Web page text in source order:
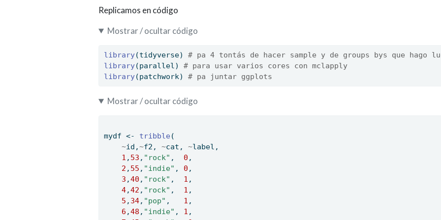
Replicamos en código
Mostrar / ocultar código
library(tidyverse) # pa 4 tontás de hacer sample y de groups bys que hago
library(parallel) # para usar varios cores con mclapply
library(patchwork) # pa juntar ggplots
Mostrar / ocultar código
mydf <- tribble (
~id,~f2, ~cat, ~label,
1 , 53 , "rock" , 0 ,
2 , 55 , "indie" , 0 ,
3 ,40 , "rock" , 1 ,
4,42 , "rock" , 1 ,
5 , 34, "pop" , 1 ,
6 ,48 , "indie" , 1 ,